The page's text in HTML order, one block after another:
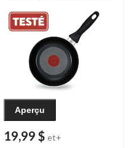
Aperçu
19,99 $ et+